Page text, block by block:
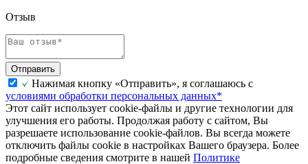
Отзыв
Отправить
Нажимая кнопку «Отправить», я соглашаюсь с
условиями обработки персональных данных*
Этот сайт использует cookie-файлы и другие технологии для
улучшения его работы. Продолжая работу с сайтом, Вы
разрешаете использование cookie-файлов. Вы всегда можете
отключить файлы cookie в настройках Вашего браузера. Более
подробные сведения смотрите в нашей Политике